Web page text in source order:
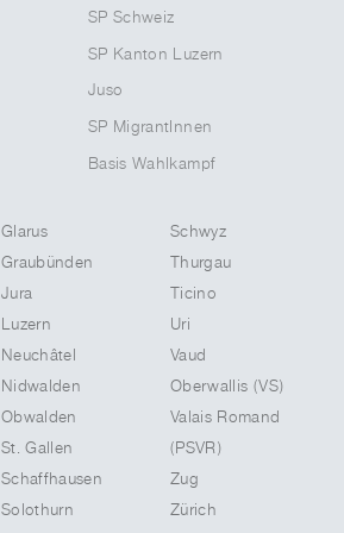
SP Schweiz
SP Kanton Luzern
Juso
SP MigrantInnen
Basis Wahlkampf
Glarus
Graubünden
Jura
Luzern
Neuchâtel
Nidwalden
Obwalden
St. Gallen
Schaffhausen
Solothurn
Schwyz
Thurgau
Ticino
Uri
Vaud
Oberwallis (VS)
Valais Romand
(PSVR)
Zug
Zürich